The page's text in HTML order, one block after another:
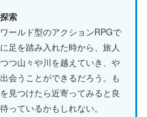
索
ールド型のアクションRPGで
足を踏み入れた時から、旅人
つ山々や川を越えていき、や
会うことができるだろう。も
見つけたら近寄ってみると良
っているかもしれない。